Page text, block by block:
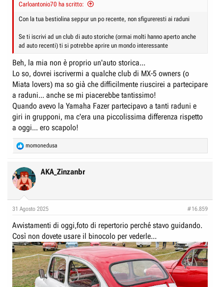
Carloantonio70 ha scritto:
Con la tua bestiolina seppur un po recente, non sfigureresti ai raduni
Se ti iscrivi ad un club di auto storiche (ormai molti hanno aperto anche
ad auto recenti) ti si potrebbe aprire un mondo interessante
Beh, la mia non è proprio un'auto storica...
Lo so, dovrei iscrivermi a qualche club di MX-5 owners (o
Miata lovers) ma so già che difficilmente riuscirei a partecipare
a raduni... anche se mi piacerebbe tantissimo!
Quando avevo la Yamaha Fazer partecipavo a tanti raduni e
giri in grupponi, ma c'era una piccolissima differenza rispetto
a oggi... ero scapolo!
R
e
c
t
i
s
momonedusa
AKA_Zinzanbr
31 Agosto 2025 #16.859
Avvistamenti di oggi,foto di repertorio perché stavo guidando.
Così non dovete usare il binocolo per vederle...